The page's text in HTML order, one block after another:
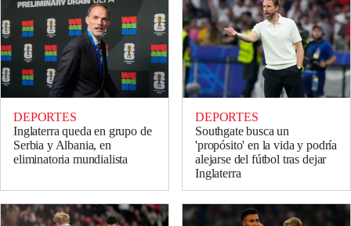
DEPORTES
Inglaterra queda en grupo de
Serbia y Albania, en
eliminatoria mundialista
DEPORTES
Southgate busca un
'propósito' en la vida y podría
alejarse del fútbol tras dejar
Inglaterra